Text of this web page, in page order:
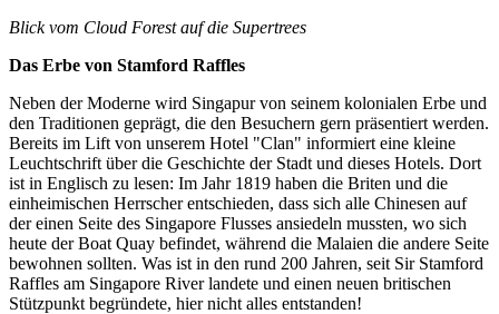
Blick vom Cloud Forest auf die Supertrees
Das Erbe von Stamford Raffles
Neben der Moderne wird Singapur von seinem kolonialen Erbe und
den Traditionen geprägt, die den Besuchern gern präsentiert werden.
Bereits im Lift von unserem Hotel "Clan" informiert eine kleine
Leuchtschrift über die Geschichte der Stadt und dieses Hotels. Dort
ist in Englisch zu lesen: Im Jahr 1819 haben die Briten und die
einheimischen Herrscher entschieden, dass sich alle Chinesen auf
der einen Seite des Singapore Flusses ansiedeln mussten, wo sich
heute der Boat Quay befindet, während die Malaien die andere Seite
bewohnen sollten. Was ist in den rund 200 Jahren, seit Sir Stamford
Raffles am Singapore River landete und einen neuen britischen
Stützpunkt begründete, hier nicht alles entstanden!